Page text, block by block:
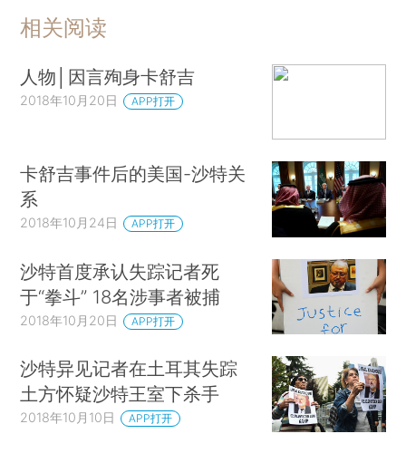
相关阅读
人物│因言殉身卡舒吉
2018年10月20日 APP打开
卡舒吉事件后的美国-沙特关
系
2018年10月24日 APP打开
沙特首度承认失踪记者死
于“拳斗” 18名涉事者被捕
2018年10月20日 APP打开
沙特异见记者在土耳其失踪
土方怀疑沙特王室下杀手
2018年10月10日 APP打开